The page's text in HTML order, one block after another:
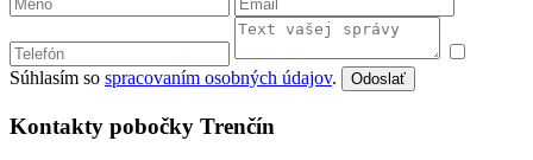
Súhlasím so spracovaním osobných údajov. Odoslať
Kontakty pobočky Trenčín